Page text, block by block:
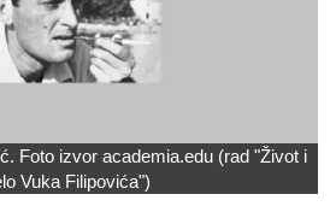
Foto izvor academia.edu (rad "Život i
Vuka Filipovića")